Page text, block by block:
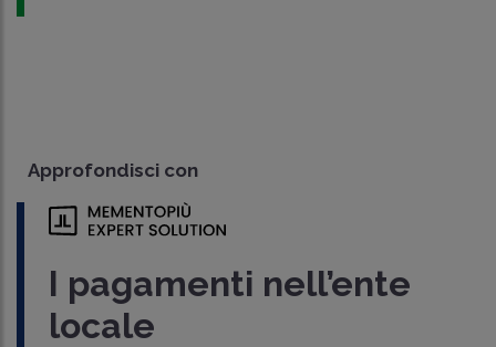
Approfondisci con
I pagamenti nell’ente
locale